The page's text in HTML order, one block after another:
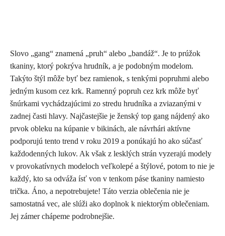
Slovo „gang“ znamená „pruh“ alebo „bandáž“. Je to prúžok
tkaniny, ktorý pokrýva hrudník, a je podobným modelom.
Takýto štýl môže byť bez ramienok, s tenkými popruhmi alebo
jedným kusom cez krk. Ramenný popruh cez krk môže byť
šnúrkami vychádzajúcimi zo stredu hrudníka a zviazanými v
zadnej časti hlavy. Najčastejšie je ženský top gang nájdený ako
prvok obleku na kúpanie v bikinách, ale návrhári aktívne
podporujú tento trend v roku 2019 a ponúkajú ho ako súčasť
každodenných lukov. Ak však z lesklých strán vyzerajú modely
v provokatívnych modeloch veľkolepé a štýlové, potom to nie je
každý, kto sa odváža ísť von v tenkom páse tkaniny namiesto
trička. Áno, a nepotrebujete! Táto verzia oblečenia nie je
samostatná vec, ale slúži ako doplnok k niektorým oblečeniam.
Jej zámer chápeme podrobnejšie.